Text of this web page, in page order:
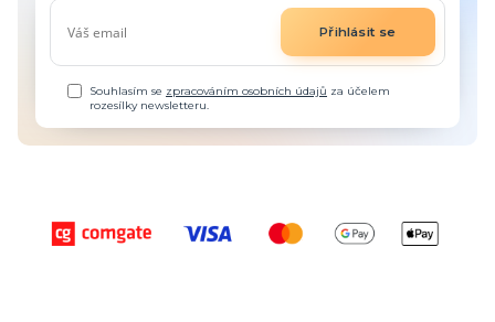
Přihlásit se
Souhlasím se zpracováním osobních údajů za účelem
rozesílky newsletteru.